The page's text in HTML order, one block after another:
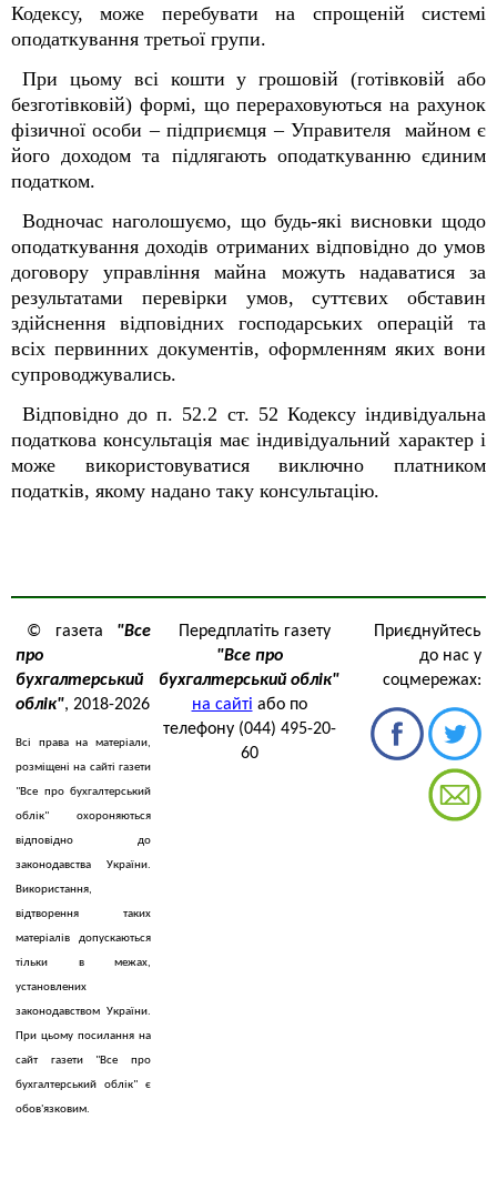
Кодексу, може перебувати на спрощеній системі
оподаткування третьої групи.
При цьому всі кошти у грошовій (готівковій або
безготівковій) формі, що перераховуються на рахунок
фізичної особи – підприємця – Управителя майном є
його доходом та підлягають оподаткуванню єдиним
податком.
Водночас наголошуємо, що будь-які висновки щодо
оподаткування доходів отриманих відповідно до умов
договору управління майна можуть надаватися за
результатами перевірки умов, суттєвих обставин
здійснення відповідних господарських операцій та
всіх первинних документів, оформленням яких вони
супроводжувались.
Відповідно до п. 52.2 ст. 52 Кодексу індивідуальна
податкова консультація має індивідуальний характер і
може використовуватися виключно платником
податків, якому надано таку консультацію.
© газета "Все
про
бухгалтерський
облік", 2018-2026
Всі права на матеріали,
розміщені на сайті газети
"Все про бухгалтерський
облік" охороняються
відповідно до
законодавства України.
Використання,
відтворення таких
матеріалів допускаються
тільки в межах,
установлених
законодавством України.
При цьому посилання на
сайт газети "Все про
бухгалтерський облік" є
обов'язковим.
Передплатіть газету
"Все про
бухгалтерський облік"
на сайті або по
телефону (044) 495-20-
60
Приєднуйтесь
до нас у
соцмережах: